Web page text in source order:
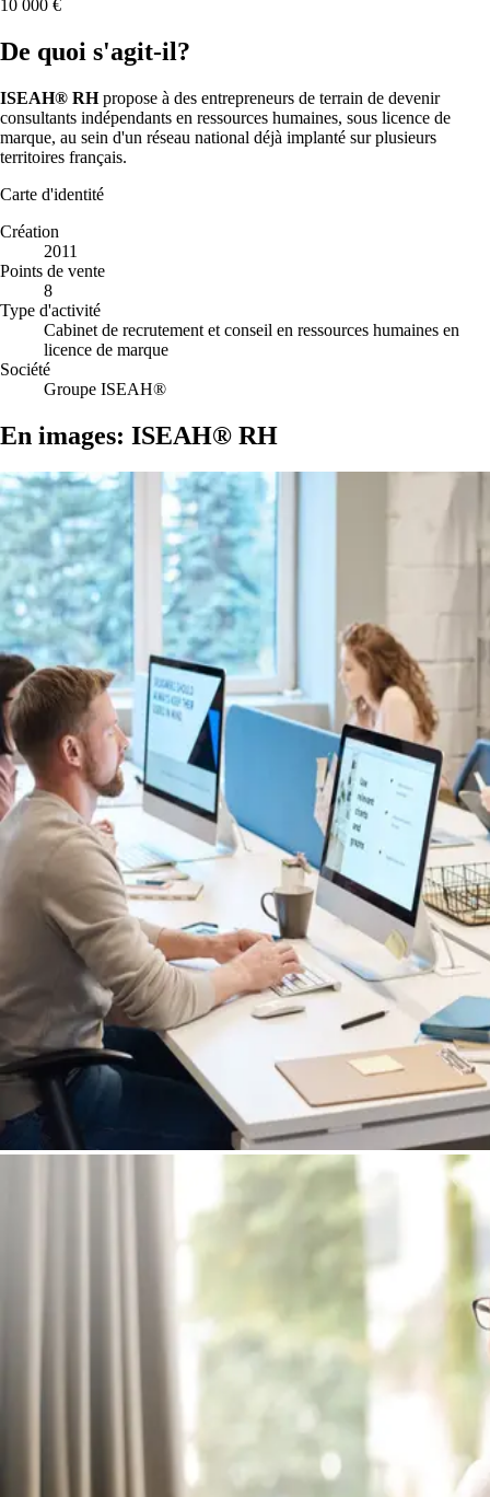
10 000 €
De quoi s'agit-il?
ISEAH® RHpropose à des entrepreneurs de terrain de devenir
consultants indépendants en ressources humaines, sous licence de
marque, au sein d'un réseau national déjà implanté sur plusieurs
territoires français.
Carte d'identité
Création
2011
Points de vente
8
Type d'activité
Cabinet de recrutement et conseil en ressources humaines en
licence de marque
Société
Groupe ISEAH®
En images: ISEAH® RH